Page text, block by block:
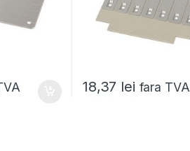
18,37 lei fara TVA